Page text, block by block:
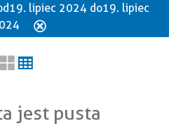
19. lipiec 2024 do 19. lipiec
jest pusta